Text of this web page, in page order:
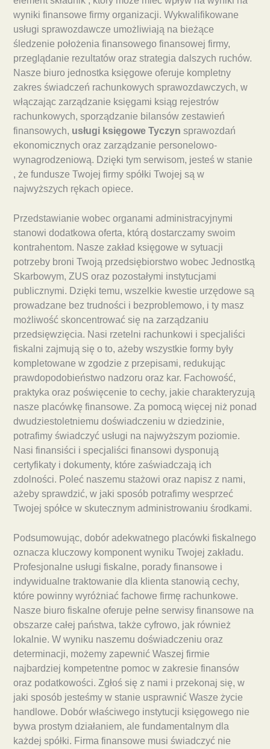
wyniki finansowe firmy organizacji. Wykwalifikowane
usługi sprawozdawcze umożliwiają na bieżące
śledzenie położenia finansowego finansowej firmy,
przeglądanie rezultatów oraz strategia dalszych ruchów.
Nasze biuro jednostka księgowe oferuje kompletny
zakres świadczeń rachunkowych sprawozdawczych, w
włączając zarządzanie księgami ksiąg rejestrów
rachunkowych, sporządzanie bilansów zestawień
finansowych, usługi księgowe Tyczyn sprawozdań
ekonomicznych oraz zarządzanie personelowo-
wynagrodzeniową. Dzięki tym serwisom, jesteś w stanie
, że fundusze Twojej firmy spółki Twojej są w
najwyższych rękach opiece.
Przedstawianie wobec organami administracyjnymi
stanowi dodatkowa oferta, którą dostarczamy swoim
kontrahentom. Nasze zakład księgowe w sytuacji
potrzeby broni Twoją przedsiębiorstwo wobec Jednostką
Skarbowym, ZUS oraz pozostałymi instytucjami
publicznymi. Dzięki temu, wszelkie kwestie urzędowe są
prowadzane bez trudności i bezproblemowo, i ty masz
możliwość skoncentrować się na zarządzaniu
przedsięwzięcia. Nasi rzetelni rachunkowi i specjaliści
fiskalni zajmują się o to, ażeby wszystkie formy były
kompletowane w zgodzie z przepisami, redukując
prawdopodobieństwo nadzoru oraz kar. Fachowość,
praktyka oraz poświęcenie to cechy, jakie charakteryzują
nasze placówkę finansowe. Za pomocą więcej niż ponad
dwudziestoletniemu doświadczeniu w dziedzinie,
potrafimy świadczyć usługi na najwyższym poziomie.
Nasi finansiści i specjaliści finansowi dysponują
certyfikaty i dokumenty, które zaświadczają ich
zdolności. Poleć naszemu stażowi oraz napisz z nami,
ażeby sprawdzić, w jaki sposób potrafimy wesprzeć
Twojej spółce w skutecznym administrowaniu środkami.
Podsumowując, dobór adekwatnego placówki fiskalnego
oznacza kluczowy komponent wyniku Twojej zakładu.
Profesjonalne usługi fiskalne, porady finansowe i
indywidualne traktowanie dla klienta stanowią cechy,
które powinny wyróżniać fachowe firmę rachunkowe.
Nasze biuro fiskalne oferuje pełne serwisy finansowe na
obszarze całej państwa, także cyfrowo, jak również
lokalnie. W wyniku naszemu doświadczeniu oraz
determinacji, możemy zapewnić Waszej firmie
najbardziej kompetentne pomoc w zakresie finansów
oraz podatkowości. Zgłoś się z nami i przekonaj się, w
jaki sposób jesteśmy w stanie usprawnić Wasze życie
handlowe. Dobór właściwego instytucji księgowego nie
bywa prostym działaniem, ale fundamentalnym dla
każdej spółki. Firma finansowe musi świadczyć nie